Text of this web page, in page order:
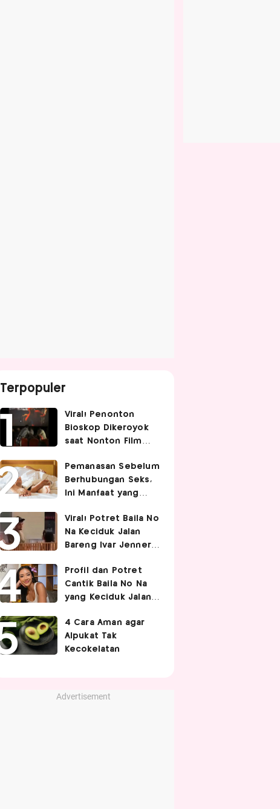
Terpopuler
Viral! Penonton
Bioskop Dikeroyok
saat Nonton Film
Pemanasan Sebelum
Berhubungan Seks,
Ini Manfaat yang
Pasangan
Viral! Potret Baila No
Na Keciduk Jalan
Bareng Ivar Jenner,
Profil dan Potret
Cantik Baila No Na
yang Keciduk Jalan
Timnas Indonesia
Ivar Jenner
4 Cara Aman agar
Alpukat Tak
Kecokelatan
Advertisement